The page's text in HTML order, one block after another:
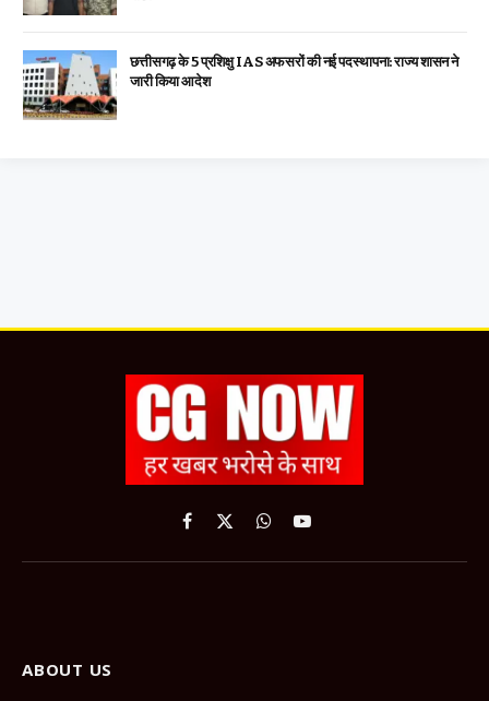
छत्तीसगढ़ के 5 प्रशिक्षु IAS अफसरों की नई पदस्थापना: राज्य शासन ने
जारी किया आदेश
Facebook
X
WhatsApp
YouTube
ABOUT US